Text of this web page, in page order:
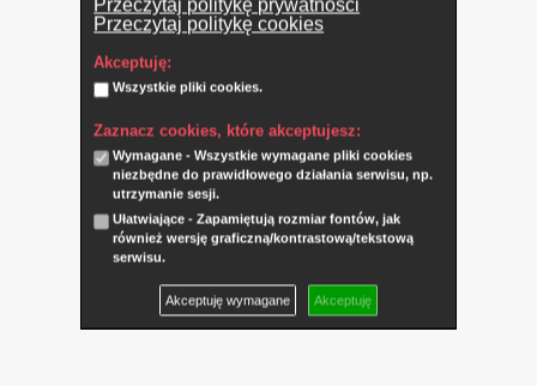
Przeczytaj politykę prywatności
Przeczytaj politykę cookies
Akceptuję:
Wszystkie pliki cookies.
Zaznacz cookies, które akceptujesz:
Wymagane - Wszystkie wymagane pliki cookies
niezbędne do prawidłowego działania serwisu, np.
utrzymanie sesji.
Ułatwiające - Zapamiętują rozmiar fontów, jak
również wersję graficzną/kontrastową/tekstową
serwisu.
Akceptuję wymagane Akceptuję